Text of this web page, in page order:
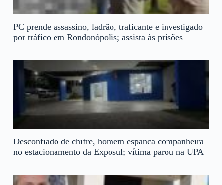
PC prende assassino, ladrão, traficante e investigado
por tráfico em Rondonópolis; assista às prisões
Desconfiado de chifre, homem espanca companheira
no estacionamento da Exposul; vítima parou na UPA